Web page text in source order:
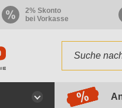
2% Skonto
bei Vorkasse